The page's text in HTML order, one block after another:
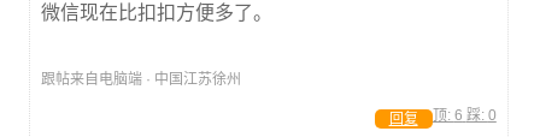
微信现在比扣扣方便多了。
跟帖来自电脑端 · 中国江苏徐州
顶: 6 踩: 0
回复